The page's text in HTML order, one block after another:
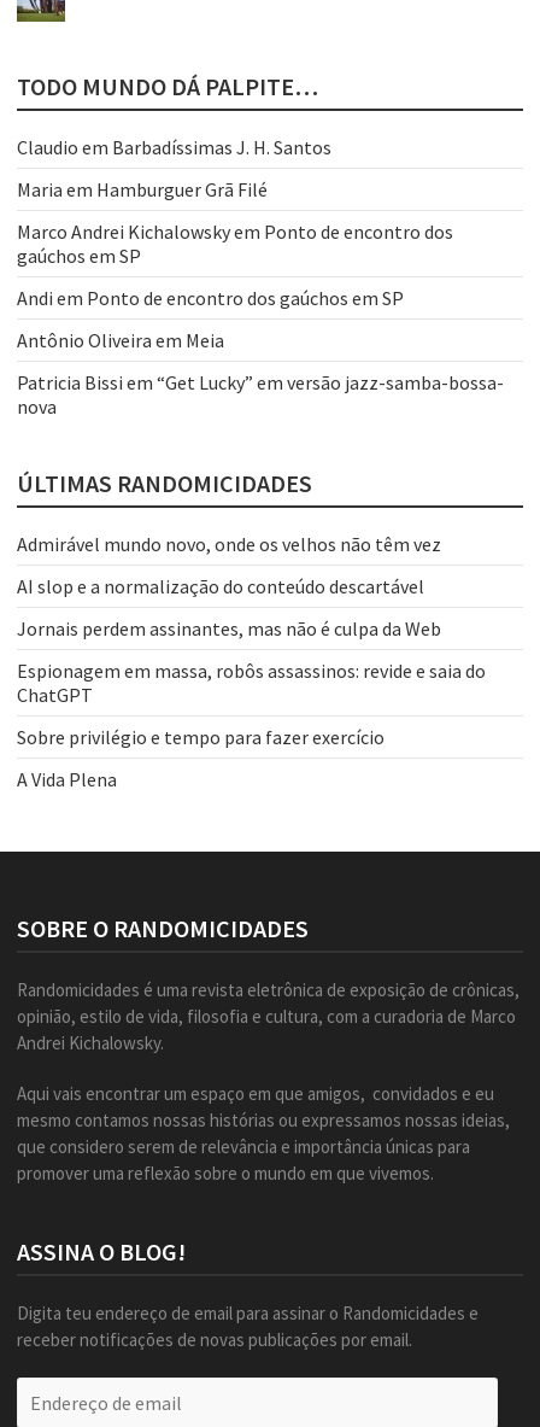
TODO MUNDO DÁ PALPITE…
Claudio em Barbadíssimas J. H. Santos
Maria em Hamburguer Grã Filé
Marco Andrei Kichalowskyem Ponto de encontro dos
gaúchos em SP
Andi em Ponto de encontro dos gaúchos em SP
Antônio Oliveira em Meia
Patricia Bissi em “Get Lucky” em versão jazz-samba-bossa-
nova
ÚLTIMAS RANDOMICIDADES
Admirável mundo novo, onde os velhos não têm vez
AI slop e a normalização do conteúdo descartável
Jornais perdem assinantes, mas não é culpa da Web
Espionagem em massa, robôs assassinos: revide e saia do
ChatGPT
Sobre privilégio e tempo para fazer exercício
A Vida Plena
SOBRE O RANDOMICIDADES
Randomicidades é uma revista eletrônica de exposição de crônicas,
opinião, estilo de vida, filosofia e cultura, com a curadoria de Marco
Andrei Kichalowsky.
Aqui vais encontrar um espaço em que amigos, convidados e eu
mesmo contamos nossas histórias ou expressamos nossas ideias,
que considero serem de relevância e importância únicas para
promover uma reflexão sobre o mundo em que vivemos.
ASSINA O BLOG!
Digita teu endereço de email para assinar o Randomicidades e
receber notificações de novas publicações por email.
de